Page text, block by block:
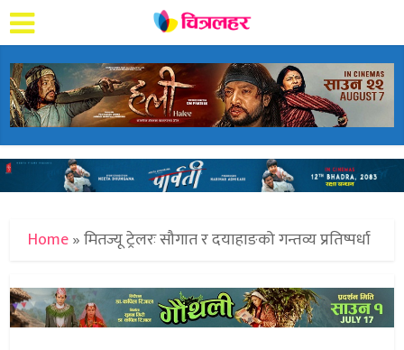
Home»मितज्यू ट्रेलरः सौगात र दयाहाङको गन्तव्य प्रतिष्पर्धा